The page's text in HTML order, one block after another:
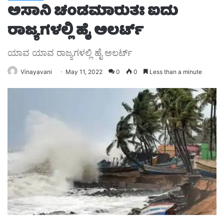
ಅಸಾನಿ ಚಂಡಮಾರುತಃ ಐದು
ರಾಜ್ಯಗಳಲ್ಲಿ ಹೈ ಅಲರ್ಟ್
ಯಾವ ಯಾವ ರಾಜ್ಯಗಳಲ್ಲಿ ಹೈ ಅಲರ್ಟ್
Vinayavani May 11, 2022 0 0 Less than a minute